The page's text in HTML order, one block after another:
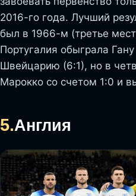
2016-го года. Лучший
был в 1966-м (третье
Португалия обыграла
Швейцарию (6:1), но в
Марокко со счетом 1:0 и
5.Англия